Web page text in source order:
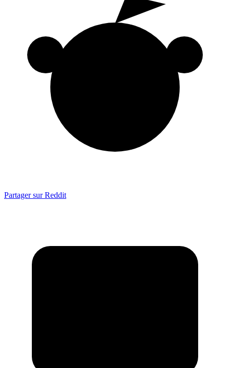
Partager sur Reddit